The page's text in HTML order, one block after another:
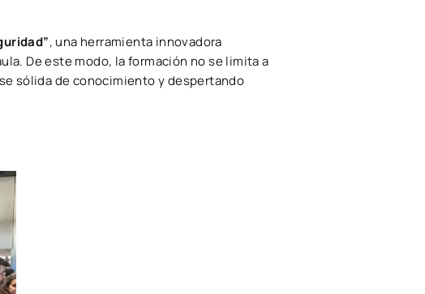
, una herramienta innovadora
De este modo, la formación no se limita a
sólida de conocimiento y despertando